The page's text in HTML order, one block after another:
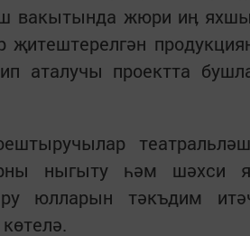
вакытында жюри иӊ
аталучы проектта
ныгыту һәм шәхси
юлларын тәкъдим